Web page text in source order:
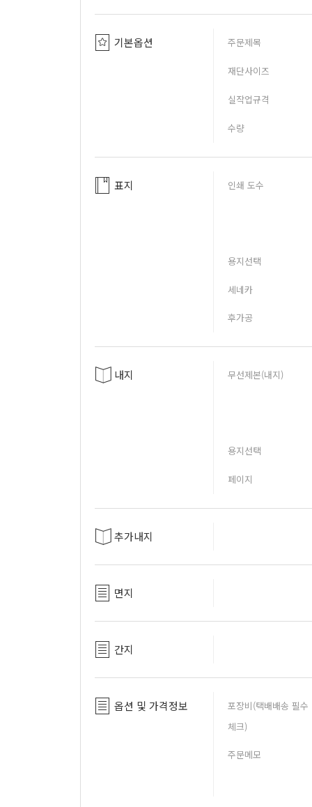
기본옵션 주문제목
재단사이즈
실작업규격
수량
표지 인쇄 도수
용지선택
세네카
후가공
내지 무선제본(내지)
용지선택
페이지
추가내지
면지
간지
옵션 및 가격정보
포장비(택배배송 필수
체크)
주문메모